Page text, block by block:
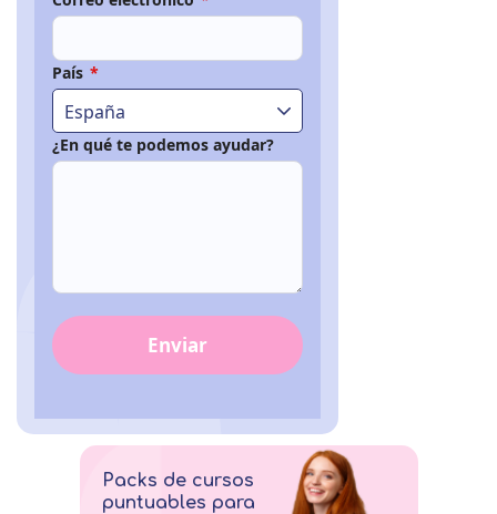
País *
España
¿En qué te podemos ayudar?
Enviar
Packs de cursos
puntuables para